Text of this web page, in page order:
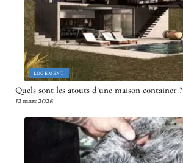
LOGEMENT
Quels sont les atouts d’une maison container ?
12 mars 2026